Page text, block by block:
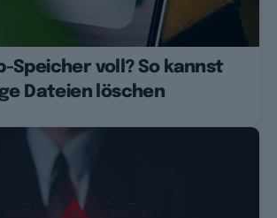
Speicher voll? So kannst
Dateien löschen